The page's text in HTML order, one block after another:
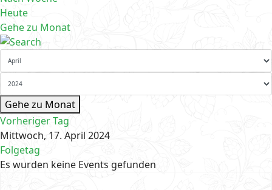
Heute
Gehe zu Monat
Gehe zu Monat
Vorheriger Tag
Mittwoch, 17. April 2024
Folgetag
Es wurden keine Events gefunden